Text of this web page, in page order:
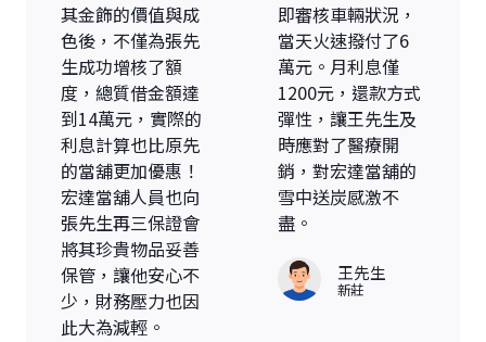
其金飾的價值與成
色後，不僅為張先
生成功增核了額
度，總質借金額達
到14萬元，實際的
利息計算也比原先
的當舖更加優惠！
宏達當舖人員也向
張先生再三保證會
將其珍貴物品妥善
保管，讓他安心不
少，財務壓力也因
此大為減輕。
即審核車輛狀況，
當天火速撥付了6
萬元。月利息僅
1200元，還款方式
彈性，讓王先生及
時應對了醫療開
銷，對宏達當舖的
雪中送炭感激不
盡。
王先生
新莊